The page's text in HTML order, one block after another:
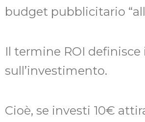
budget pubblicitario
Il termine ROI
sull’investimento.
Cioè, se investi 10€